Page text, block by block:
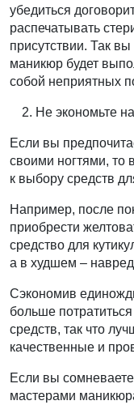
убедиться
распечатывать
присутствии. Так вы
маникюр будет
собой неприятных
Не экономьте
Если вы
своими ногтями, то
к выбору средств
Например, после
приобрести
средство для
а в худшем –
Сэкономив
больше
средств, так что
качественные и
Если вы
мастерами